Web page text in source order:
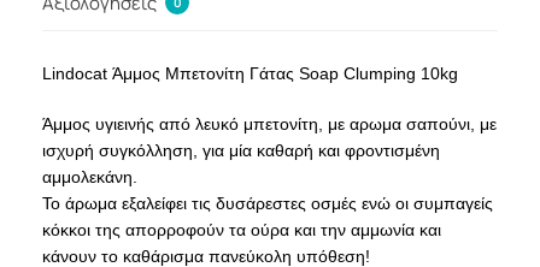
Lindocat Άμμος Μπετονίτη Γάτας Soap Clumping 10kg
Άμμος υγιεινής από λευκό μπετονίτη, με αρωμα σαπούνι, με
ισχυρή συγκόλληση, για μία καθαρή και φροντισμένη
αμμολεκάνη.
Το άρωμα εξαλείφει τις δυσάρεστες οσμές ενώ οι συμπαγείς
κόκκοι της απορροφούν τα ούρα και την αμμωνία και
κάνουν το καθάρισμα πανεύκολη υπόθεση!